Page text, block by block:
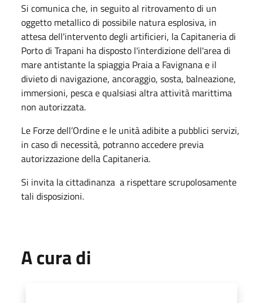
Si comunica che, in seguito al ritrovamento di un
oggetto metallico di possibile natura esplosiva, in
attesa dell'intervento degli artificieri, la Capitaneria di
Porto di Trapani ha disposto l'interdizione dell'area di
mare antistante la spiaggia Praia a Favignana e il
divieto di navigazione, ancoraggio, sosta, balneazione,
immersioni, pesca e qualsiasi altra attività marittima
non autorizzata.
Le Forze dell’Ordine e le unità adibite a pubblici servizi,
in caso di necessità, potranno accedere previa
autorizzazione della Capitaneria.
Si invita la cittadinanza a rispettare scrupolosamente
tali disposizioni.
A cura di